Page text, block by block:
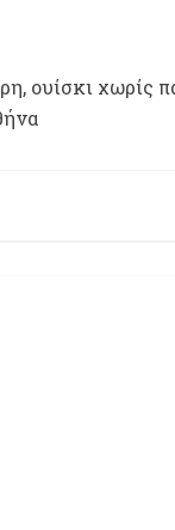
ουίσκι χωρίς